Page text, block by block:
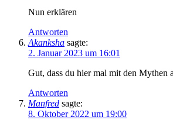
Nun erklären
Antworten
Akanksha sagte:
2. Januar 2023 um 16:01
Gut, dass du hier mal mit den Mythen
Antworten
Manfred sagte:
8. Oktober 2022 um 19:00